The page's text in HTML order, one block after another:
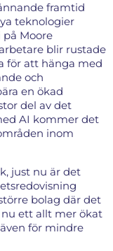
framtid
teknologier
Moore
blir rustade
för att hänga med
och
en ökad
del av det
AI kommer det
inom
just nu är det
bolag där det
ett allt mer ökat
för mindre